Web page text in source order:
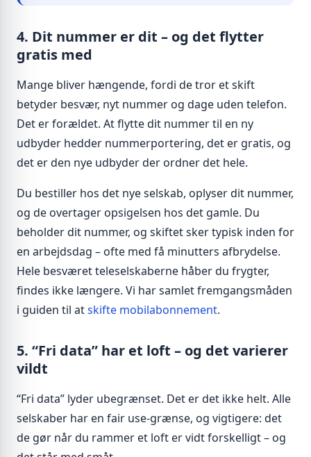
4. Dit nummer er dit – og det flytter
gratis med
Mange bliver hængende, fordi de tror et skift
betyder besvær, nyt nummer og dage uden telefon.
Det er forældet. At flytte dit nummer til en ny
udbyder hedder nummerportering, det er gratis, og
det er den nye udbyder der ordner det hele.
Du bestiller hos det nye selskab, oplyser dit nummer,
og de overtager opsigelsen hos det gamle. Du
beholder dit nummer, og skiftet sker typisk inden for
en arbejdsdag – ofte med få minutters afbrydelse.
Hele besværet teleselskaberne håber du frygter,
findes ikke længere. Vi har samlet fremgangsmåden
i guiden til atskifte mobilabonnement.
5. “Fri data” har et loft – og det varierer
vildt
“Fri data” lyder ubegrænset. Det er det ikke helt. Alle
selskaber har en fair use-grænse, og vigtigere: det
de gør når du rammer et loft er vidt forskelligt – og